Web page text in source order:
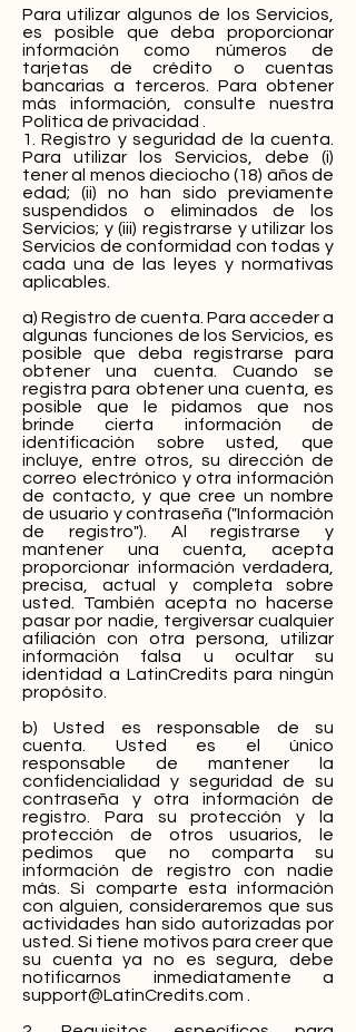
Para utilizar algunos de los Servicios,
es posible que deba proporcionar
información como números de
tarjetas de crédito o cuentas
bancarias a terceros. Para obtener
más información, consulte nuestra
Política de privacidad .
1. Registro y seguridad de la cuenta.
Para utilizar los Servicios, debe (i)
tener al menos dieciocho (18) años de
edad; (ii) no han sido previamente
suspendidos o eliminados de los
Servicios; y (iii) registrarse y utilizar los
Servicios de conformidad con todas y
cada una de las leyes y normativas
aplicables.
a) Registro de cuenta. Para acceder a
algunas funciones de los Servicios, es
posible que deba registrarse para
obtener una cuenta. Cuando se
registra para obtener una cuenta, es
posible que le pidamos que nos
brinde cierta información de
identificación sobre usted, que
incluye, entre otros, su dirección de
correo electrónico y otra información
de contacto, y que cree un nombre
de usuario y contraseña ("Información
de registro"). Al registrarse y
mantener una cuenta, acepta
proporcionar información verdadera,
precisa, actual y completa sobre
usted. También acepta no hacerse
pasar por nadie, tergiversar cualquier
afiliación con otra persona, utilizar
información falsa u ocultar su
identidad a LatinCredits para ningún
propósito.
b) Usted es responsable de su
cuenta. Usted es el único
responsable de mantener la
confidencialidad y seguridad de su
contraseña y otra información de
registro. Para su protección y la
protección de otros usuarios, le
pedimos que no comparta su
información de registro con nadie
más. Si comparte esta información
con alguien, consideraremos que sus
actividades han sido autorizadas por
usted. Si tiene motivos para creer que
su cuenta ya no es segura, debe
notificarnos inmediatamente a
support@LatinCredits.com